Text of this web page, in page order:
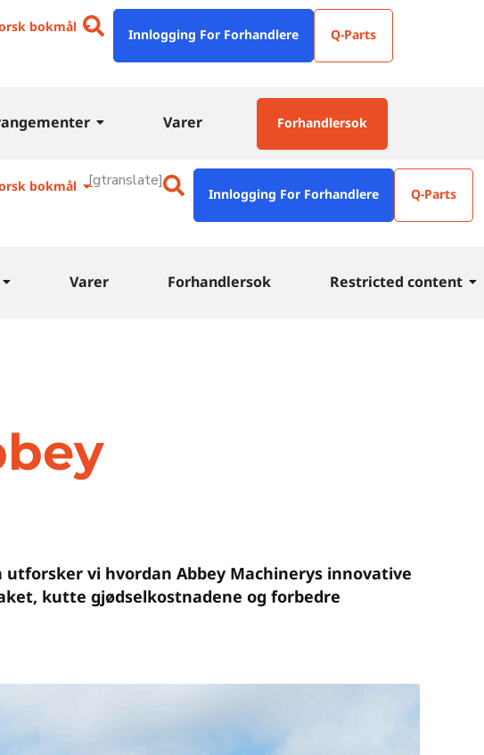
bokmål Innlogging For Forhandlere Q-Parts
Varer Forhandlersok
bokmål [gtranslate]
Innlogging For Forhandlere Q-Parts
Varer Forhandlersok Restricted content
vi hvordan Abbey Machinerys innovative
kutte gjødselkostnadene og forbedre